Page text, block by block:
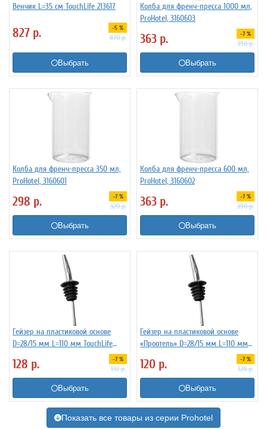
Венчик L=35 см TouchLife 213617
827 р. -5 %
870р.
Выбрать
Колба для френч-пресса 1000 мл,
ProHotel, 3160603
363 р. -7 %
390р.
Выбрать
Колба для френч-пресса 350 мл,
ProHotel, 3160601
298 р. -7 %
320р.
Выбрать
Колба для френч-пресса 600 мл,
ProHotel, 3160602
363 р. -7 %
390р.
Выбрать
Гейзер на пластиковой основе
D=28/15 мм L=110 мм TouchLife
128 р. -7 %
137р.
Выбрать
Гейзер на пластиковой основе
«Проотель» D=28/15 мм L=110 мм
120 р. -7 %
128р.
Выбрать
Показать все товары из серии Prohotel